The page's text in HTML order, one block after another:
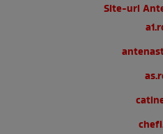
Site-uri